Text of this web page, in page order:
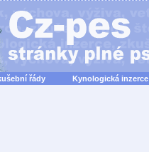
řády Kynologická inzerce